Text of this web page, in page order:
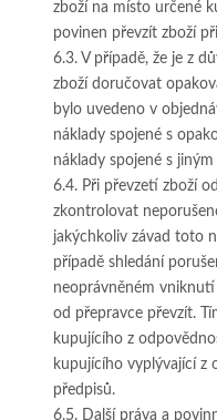
zboží na místo určené
povinen převzít zboží
6.3. V případě, že je z
zboží doručovat
bylo uvedeno v
náklady spojené s
náklady spojené s
6.4. Při převzetí zboží
zkontrolovat
jakýchkoliv závad toto
případě shledání
neoprávněném
od přepravce převzít.
kupujícího z
kupujícího vyplývající z
předpisů.
6.5. Další práva a